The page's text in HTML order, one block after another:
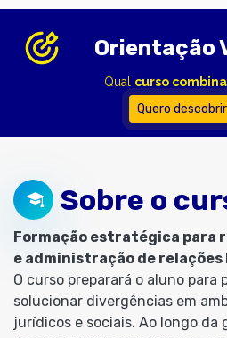
Orientação
Qual curso combina
Quero
Sobre o
Formação estratégica para
e administração de relações
O curso preparará o aluno para
solucionar divergências em
jurídicos e sociais. Ao longo da